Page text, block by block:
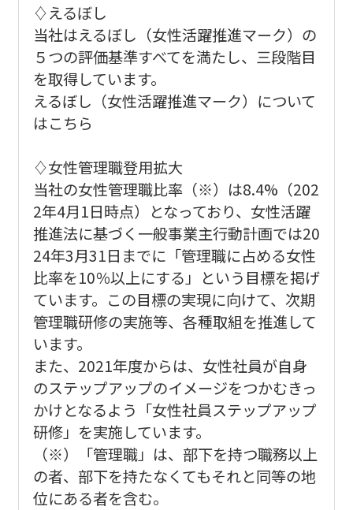
♢えるぼし
当社はえるぼし（女性活躍推進マーク）の
５つの評価基準すべてを満たし、三段階目
を取得しています。
えるぼし（女性活躍推進マーク）について
はこちら
♢女性管理職登用拡大
当社の女性管理職比率（※）は8.4%（202
2年4月1日時点）となっており、女性活躍
推進法に基づく一般事業主行動計画では20
24年3月31日までに「管理職に占める女性
比率を10％以上にする」という目標を掲げ
ています。この目標の実現に向けて、次期
管理職研修の実施等、各種取組を推進して
います。
また、2021年度からは、女性社員が自身
のステップアップのイメージをつかむきっ
かけとなるよう「女性社員ステップアップ
研修」を実施しています。
（※）「管理職」は、部下を持つ職務以上
の者、部下を持たなくてもそれと同等の地
位にある者を含む。